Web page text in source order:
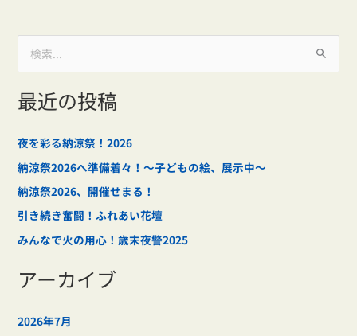
索
対
:
最近の投稿
夜を彩る納涼祭！2026
納涼祭2026へ準備着々！～子どもの絵、展示中～
納涼祭2026、開催せまる！
引き続き奮闘！ふれあい花壇
みんなで火の用心！歳末夜警2025
アーカイブ
2026年7月